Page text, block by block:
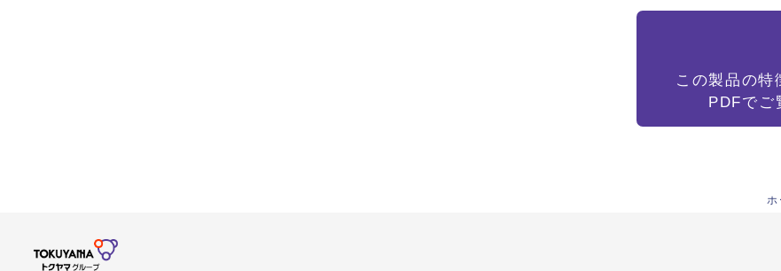
この製品の特
PDFでご
ホ